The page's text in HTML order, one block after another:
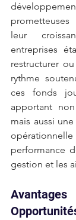
leur
entreprises
restructurer
rythme
ces fonds
apportant
mais aussi
performance
gestion et les